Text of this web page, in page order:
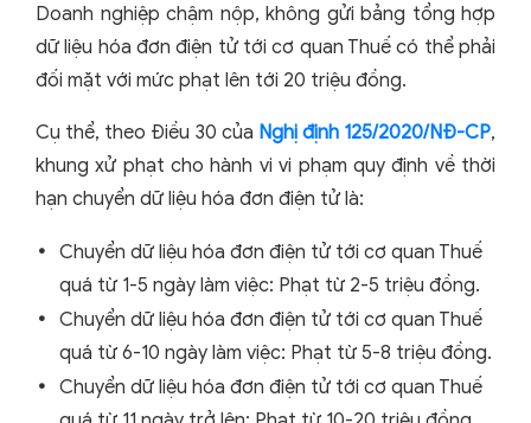
Doanh nghiệp chậm nộp, không gửi bảng tổng hợp
dữ liệu hóa đơn điện tử tới cơ quan Thuế có thể phải
đối mặt với mức phạt lên tới 20 triệu đồng.
Cụ thể, theo Điều 30 của Nghị định 125/2020/NĐ-CP,
khung xử phạt cho hành vi vi phạm quy định về thời
hạn chuyển dữ liệu hóa đơn điện tử là:
Chuyển dữ liệu hóa đơn điện tử tới cơ quan Thuế
quá từ 1-5 ngày làm việc: Phạt từ 2-5 triệu đồng.
Chuyển dữ liệu hóa đơn điện tử tới cơ quan Thuế
quá từ 6-10 ngày làm việc: Phạt từ 5-8 triệu đồng.
Chuyển dữ liệu hóa đơn điện tử tới cơ quan Thuế